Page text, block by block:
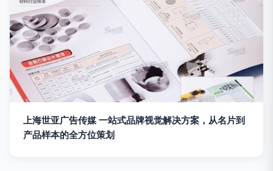
上海世亚广告传媒 一站式品牌视觉解决方案，从名片到
产品样本的全方位策划